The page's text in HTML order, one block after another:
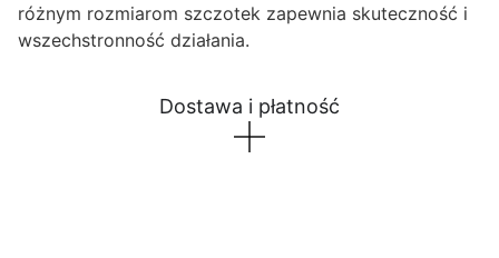
różnym rozmiarom szczotek zapewnia skuteczność i
wszechstronność działania.
Dostawa i płatność